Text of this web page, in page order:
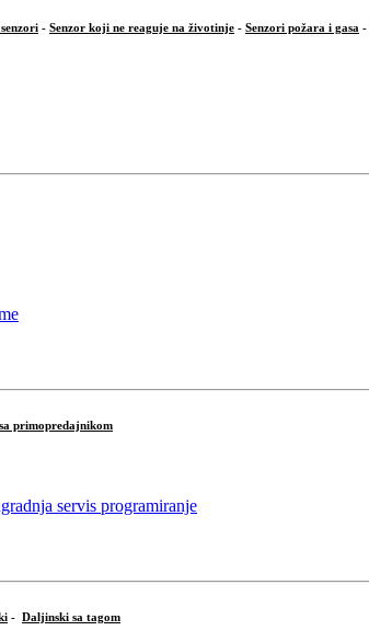
- Senzor koji ne reaguje na životinje - Senzori požara i gasa -
primopredajnikom
- Daljinski sa tagom